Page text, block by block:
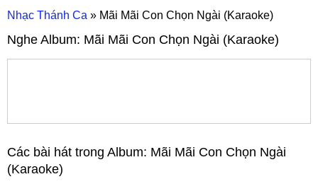
Nhạc Thánh Ca » Mãi Mãi Con Chọn Ngài (Karaoke)
Nghe Album: Mãi Mãi Con Chọn Ngài (Karaoke)
Các bài hát trong Album: Mãi Mãi Con Chọn Ngài
(Karaoke)